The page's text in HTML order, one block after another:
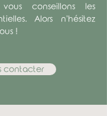
conseillons les
Alors n'hésitez
!
contacter